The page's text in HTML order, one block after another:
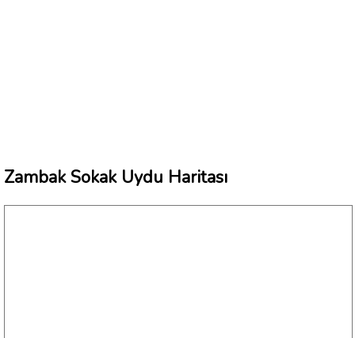
Zambak Sokak Uydu Haritası